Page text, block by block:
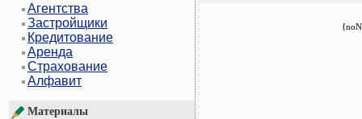
Агентства
Застройщики
Кредитование
Аренда
Страхование
Алфавит
Материалы